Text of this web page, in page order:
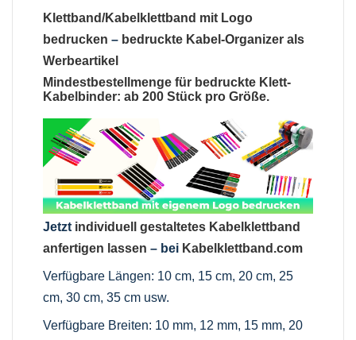
Klettband/Kabelklettband mit Logo
bedrucken – bedruckte Kabel-Organizer als
Werbeartikel
Mindestbestellmenge für bedruckte Klett-
Kabelbinder: ab 200 Stück pro Größe.
Jetzt individuell gestaltetes Kabelklettband
anfertigen lassen – bei Kabelklettband.com
Verfügbare Längen: 10 cm, 15 cm, 20 cm, 25
cm, 30 cm, 35 cm usw.
Verfügbare Breiten: 10 mm, 12 mm, 15 mm, 20